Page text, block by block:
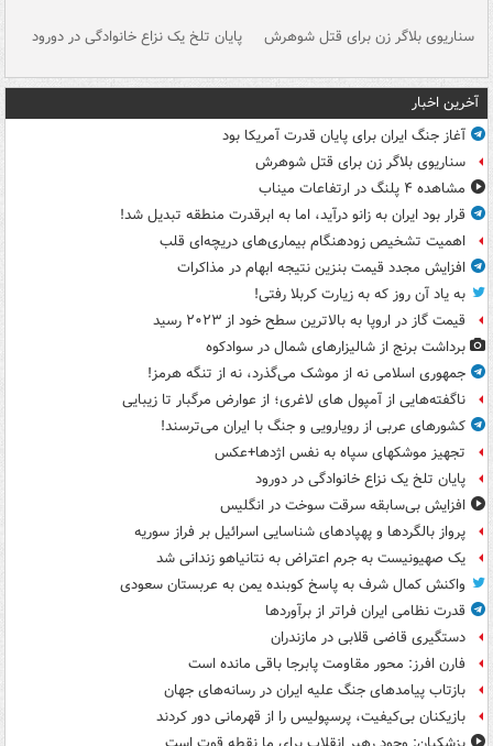
سناریوی بلاگر زن برای قتل شوهرش پایان تلخ یک نزاع خانوادگی در دورود
آخرین اخبار
آغاز جنگ ایران برای پایان قدرت آمریکا بود
سناریوی بلاگر زن برای قتل شوهرش
مشاهده ۴ پلنگ در ارتفاعات میناب
قرار بود ایران به زانو درآید، اما به ابرقدرت منطقه تبدیل شد!
اهمیت تشخیص زودهنگام بیماری‌های دریچه‌ای قلب
افزایش مجدد قیمت بنزین نتیجه ابهام در مذاکرات
به یاد آن روز که به زیارت کربلا رفتی!
قیمت گاز در اروپا به بالاترین سطح خود از ۲۰۲۳ رسید
برداشت برنج از شالیزارهای شمال در سوادکوه
جمهوری اسلامی نه از موشک می‌گذرد، نه از تنگه هرمز!
ناگفته‌هایی از آمپول های لاغری؛ از عوارض مرگبار تا زیبایی
کشورهای عربی از رویارویی و جنگ با ایران می‌ترسند!
تجهیز موشکهای سپاه به نفس اژدها+عکس
پایان تلخ یک نزاع خانوادگی در دورود
افزایش بی‌سابقه سرقت سوخت در انگلیس
پرواز بالگردها و پهپادهای شناسایی اسرائیل بر فراز سوریه
یک صهیونیست به جرم اعتراض به نتانیاهو زندانی شد
واکنش کمال شرف به پاسخ کوبنده یمن به عربستان سعودی
قدرت نظامی ایران فراتر از برآوردها
دستگیری قاضی قلابی در مازندران
فارن افرز: محور مقاومت پابرجا باقی مانده است
بازتاب پیامدهای جنگ علیه ایران در رسانه‌های جهان
بازیکنان بی‌کیفیت، پرسپولیس را از قهرمانی دور کردند